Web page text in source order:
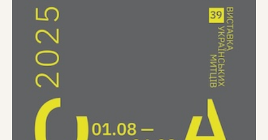
ДОВІДКА